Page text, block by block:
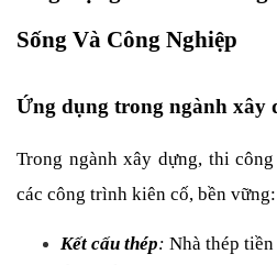
Sống Và Công Nghiệp
Ứng dụng trong ngành xây
Trong ngành xây dựng, thi
các công trình kiên cố, bền vững:
Kết cấu thép: Nhà thép